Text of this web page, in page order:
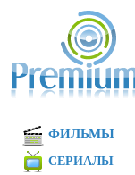
ФИЛЬМЫ
СЕРИАЛЫ